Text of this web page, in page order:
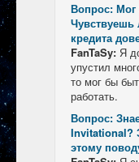
Вопрос: Мог
Чувствуешь
кредита
FanTaSy: Я
упустил
то мог бы
работать.
Вопрос:
Invitational?
этому